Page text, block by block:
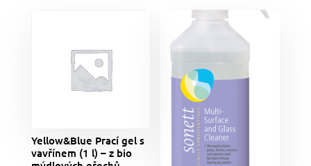
Yellow&Blue Prací gel s
vavřínem (1 l) – z bio